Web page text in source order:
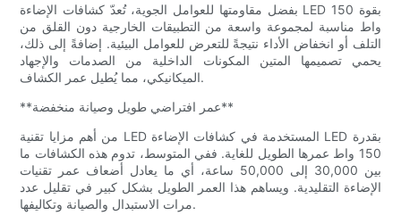
بفضل مقاومتها للعوامل الجوية، تُعدّ كشافات الإضاءة LED بقوة 150
واط مناسبة لمجموعة واسعة من التطبيقات الخارجية دون القلق من
التلف أو انخفاض الأداء نتيجةً للتعرض للعوامل البيئية. إضافةً إلى ذلك،
يحمي تصميمها المتين المكونات الداخلية من الصدمات والإجهاد
الميكانيكي، مما يُطيل عمر الكشاف.
**عمر افتراضي طويل وصيانة منخفضة**
من أهم مزايا تقنية LED المستخدمة في كشافات الإضاءة LED بقدرة
150 واط عمرها الطويل للغاية. ففي المتوسط، تدوم هذه الكشافات ما
بين 30,000 إلى 50,000 ساعة، أي ما يعادل أضعاف عمر تقنيات
الإضاءة التقليدية. ويساهم هذا العمر الطويل بشكل كبير في تقليل عدد
مرات الاستبدال والصيانة وتكاليفها.